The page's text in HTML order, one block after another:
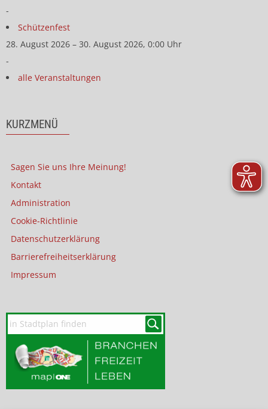
-
Schützenfest
28. August 2026 – 30. August 2026, 0:00 Uhr
-
alle Veranstaltungen
KURZMENÜ
Sagen Sie uns Ihre Meinung!
Kontakt
Administration
Cookie-Richtlinie
Datenschutzerklärung
Barrierefreiheitserklärung
Impressum